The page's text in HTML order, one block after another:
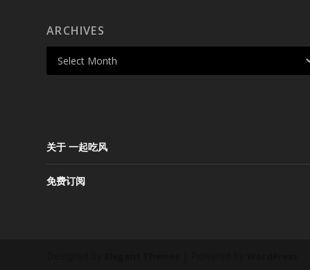
ARCHIVES
关于 一起吃风
免费订阅